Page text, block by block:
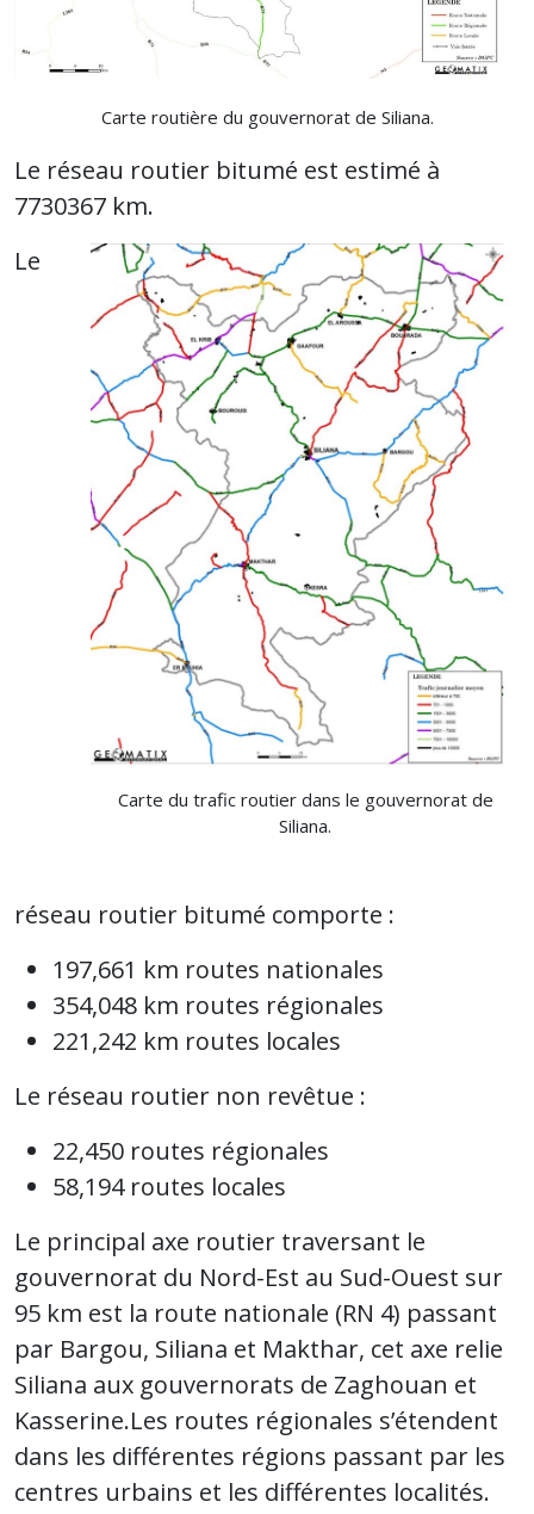
Carte routière du gouvernorat de Siliana.
Le réseau routier bitumé est estimé à
7730367 km.
Carte du trafic routier dans le gouvernorat de
Siliana.
Le
réseau routier bitumé comporte :
197,661 km routes nationales
354,048 km routes régionales
221,242 km routes locales
Le réseau routier non revêtue :
22,450 routes régionales
58,194 routes locales
Le principal axe routier traversant le
gouvernorat du Nord-Est au Sud-Ouest sur
95 km est la route nationale (RN 4) passant
par Bargou, Siliana et Makthar, cet axe relie
Siliana aux gouvernorats de Zaghouan et
Kasserine.Les routes régionales s’étendent
dans les différentes régions passant par les
centres urbains et les différentes localités.